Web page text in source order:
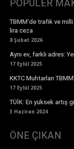
POPÜLER
TBMM’de trafik ve
lira ceza
8 Şubat 2026
Aynı ev, farklı adres:
17 Eylül 2025
KKTC Muhtarları
17 Eylül 2025
TÜİK: En yüksek artış
3 Haziran 2024
ÖNE ÇIKAN